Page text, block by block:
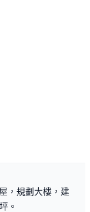
，規劃大樓，建
。